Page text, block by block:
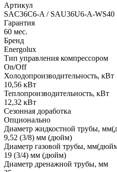
Артикул
SAС36С6-A / SAU36U6-A-WS40
Гарантия
60 мес.
Бренд
Energolux
Тип управления компрессором
On/Off
Холодопроизводительность, кВт
10,56 кВт
Теплопроизводительность, кВт
12,32 кВт
Сезонная доработка
Опционально
Диаметр жидкостной трубы,
9,52 (3/8) мм (дюйм)
Диаметр газовой трубы,
19 (3/4) мм (дюйм)
Диаметр дренажной трубы, мм